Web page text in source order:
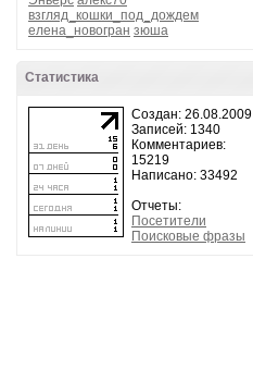
взгляд_кошки_под_дождем
елена_новогран зюша
Статистика
Создан: 26.08.2009
Записей: 1340
Комментариев:
15219
Написано: 33492
Отчеты:
Посетители
Поисковые фразы